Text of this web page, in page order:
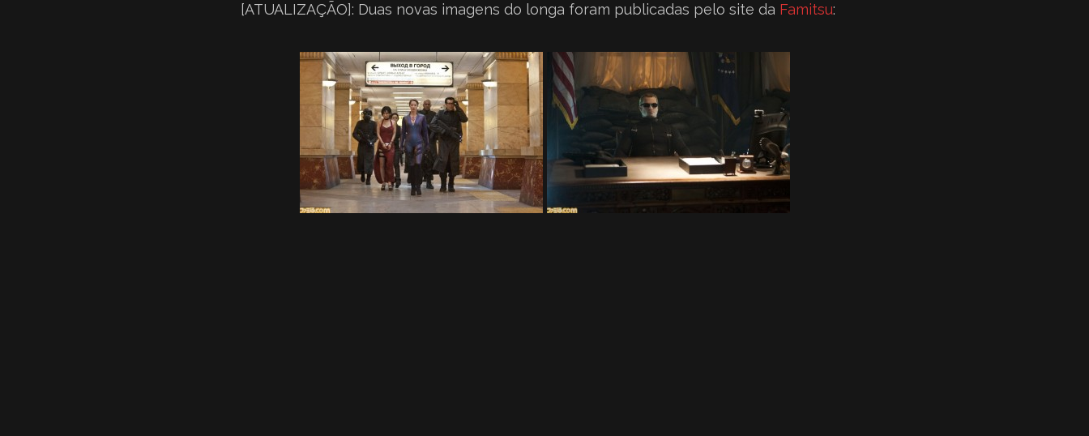
[ATUALIZAÇÃO]: Duas novas imagens do longa foram publicadas pelo site da Famitsu: